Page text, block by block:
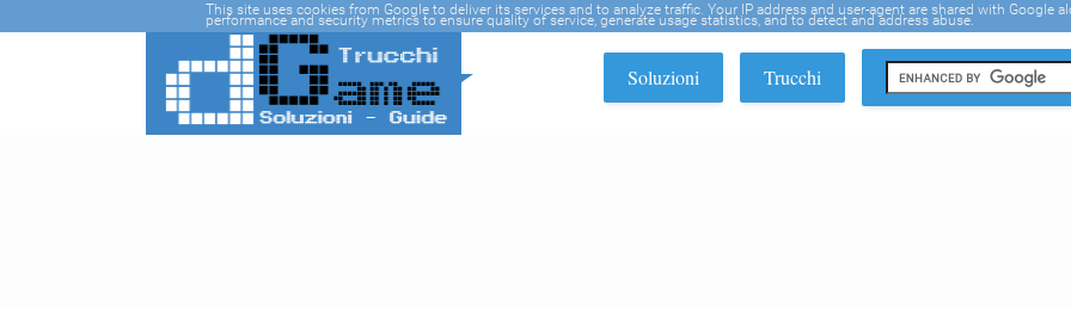
Soluzioni Trucchi
This site uses cookies from Google to deliver its services and to analyze traffic. Your IP address and user-agent are shared with Google
performance and security metrics to ensure quality of service, generate usage statistics, and to detect and address abuse.